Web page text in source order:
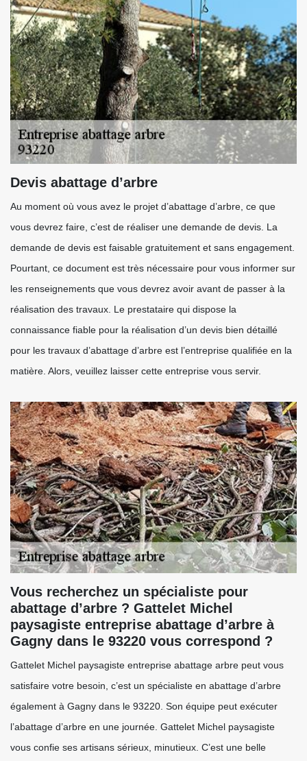
Devis abattage d’arbre
Au moment où vous avez le projet d’abattage d’arbre, ce que
vous devrez faire, c’est de réaliser une demande de devis. La
demande de devis est faisable gratuitement et sans engagement.
Pourtant, ce document est très nécessaire pour vous informer sur
les renseignements que vous devrez avoir avant de passer à la
réalisation des travaux. Le prestataire qui dispose la
connaissance fiable pour la réalisation d’un devis bien détaillé
pour les travaux d’abattage d’arbre est l’entreprise qualifiée en la
matière. Alors, veuillez laisser cette entreprise vous servir.
Vous recherchez un spécialiste pour
abattage d’arbre ? Gattelet Michel
paysagiste entreprise abattage d’arbre à
Gagny dans le 93220 vous correspond ?
Gattelet Michel paysagiste entreprise abattage arbre peut vous
satisfaire votre besoin, c’est un spécialiste en abattage d’arbre
également à Gagny dans le 93220. Son équipe peut exécuter
l’abattage d’arbre en une journée. Gattelet Michel paysagiste
vous confie ses artisans sérieux, minutieux. C’est une belle